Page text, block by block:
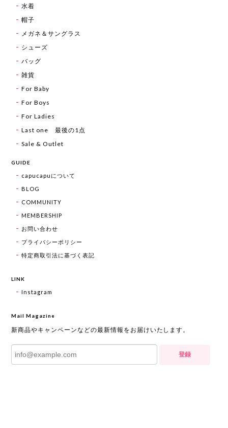
水着
帽子
メガネ＆サングラス
シューズ
バッグ
雑貨
For Baby
For Boys
For Ladies
Last one 最後の1点
Sale & Outlet
GUIDE
capucapuについて
BLOG
COMMUNITY
MEMBERSHIP
お問い合わせ
プライバシーポリシー
特定商取引法に基づく表記
LINK
Instagram
Mail Magazine
新商品やキャンペーンなどの最新情報をお届けいたします。
登録